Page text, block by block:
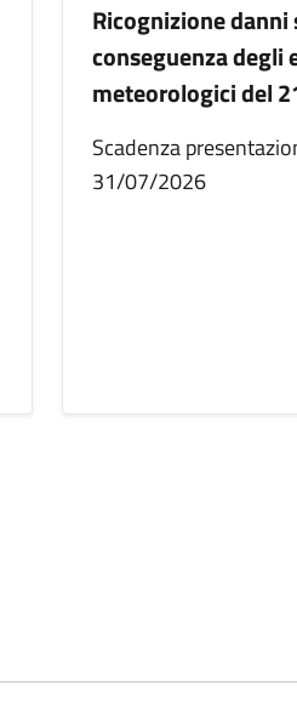
Ricognizione
conseguenza degli
meteorologici del
Scadenza
31/07/2026